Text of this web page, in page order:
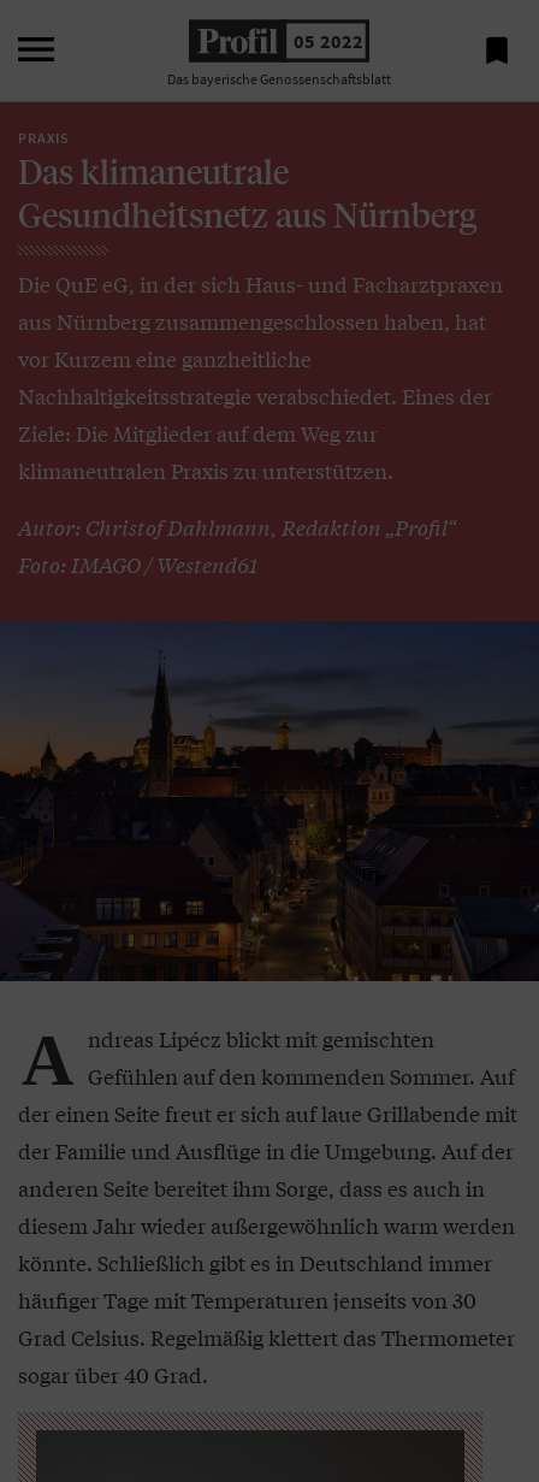
 05 2022
Das bayerische Genossenschaftsblatt

PRAXIS
Das klimaneutrale
Gesundheitsnetz aus Nürnberg
Die QuE eG, in der sich Haus- und Facharztpraxen
aus Nürnberg zusammengeschlossen haben, hat
vor Kurzem eine ganzheitliche
Nachhaltigkeitsstrategie verabschiedet. Eines der
Ziele: Die Mitglieder auf dem Weg zur
klimaneutralen Praxis zu unterstützen.
Autor: Christof Dahlmann, Redaktion „Profil“
Foto: IMAGO / Westend61
A ndreas Lipécz blickt mit gemischten
Gefühlen auf den kommenden Sommer. Auf
der einen Seite freut er sich auf laue Grillabende mit
der Familie und Ausflüge in die Umgebung. Auf der
anderen Seite bereitet ihm Sorge, dass es auch in
diesem Jahr wieder außergewöhnlich warm werden
könnte. Schließlich gibt es in Deutschland immer
häufiger Tage mit Temperaturen jenseits von 30
Grad Celsius. Regelmäßig klettert das Thermometer
sogar über 40 Grad.